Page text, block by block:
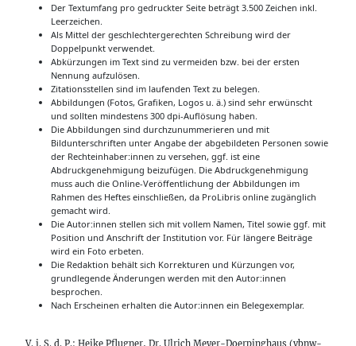
Der Textumfang pro gedruckter Seite beträgt 3.500 Zeichen inkl.
Leerzeichen.
Als Mittel der geschlechtergerechten Schreibung wird der
Doppelpunkt verwendet.
Abkürzungen im Text sind zu vermeiden bzw. bei der ersten
Nennung aufzulösen.
Zitationsstellen sind im laufenden Text zu belegen.
Abbildungen (Fotos, Grafiken, Logos u. ä.) sind sehr erwünscht
und sollten mindestens 300 dpi-Auflösung haben.
Die Abbildungen sind durchzunummerieren und mit
Bildunterschriften unter Angabe der abgebildeten Personen sowie
der Rechteinhaber:innen zu versehen, ggf. ist eine
Abdruckgenehmigung beizufügen. Die Abdruckgenehmigung
muss auch die Online-Veröffentlichung der Abbildungen im
Rahmen des Heftes einschließen, da ProLibris online zugänglich
gemacht wird.
Die Autor:innen stellen sich mit vollem Namen, Titel sowie ggf. mit
Position und Anschrift der Institution vor. Für längere Beiträge
wird ein Foto erbeten.
Die Redaktion behält sich Korrekturen und Kürzungen vor,
grundlegende Änderungen werden mit den Autor:innen
besprochen.
Nach Erscheinen erhalten die Autor:innen ein Belegexemplar.
V. i. S. d. P.: Heike Pflugner, Dr. Ulrich Meyer-Doerpinghaus (vbnw-